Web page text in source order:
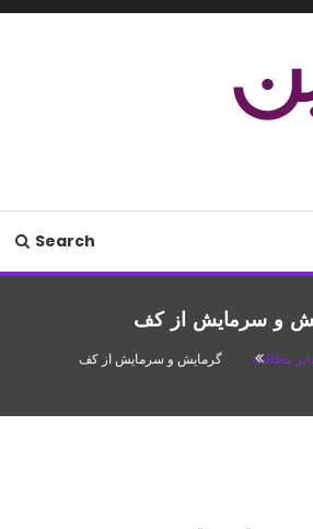
Search
و سرمایش از کف
مطالب
گرمایش و سرمایش از کف
باران